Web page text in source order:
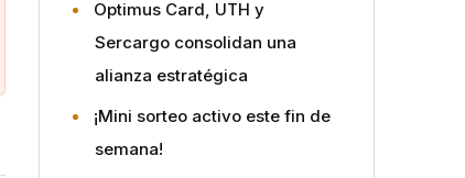
Optimus Card, UTH y
Sercargo consolidan una
alianza estratégica
¡Mini sorteo activo este fin de
semana!